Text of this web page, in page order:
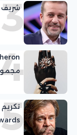
3
شريف
4
5